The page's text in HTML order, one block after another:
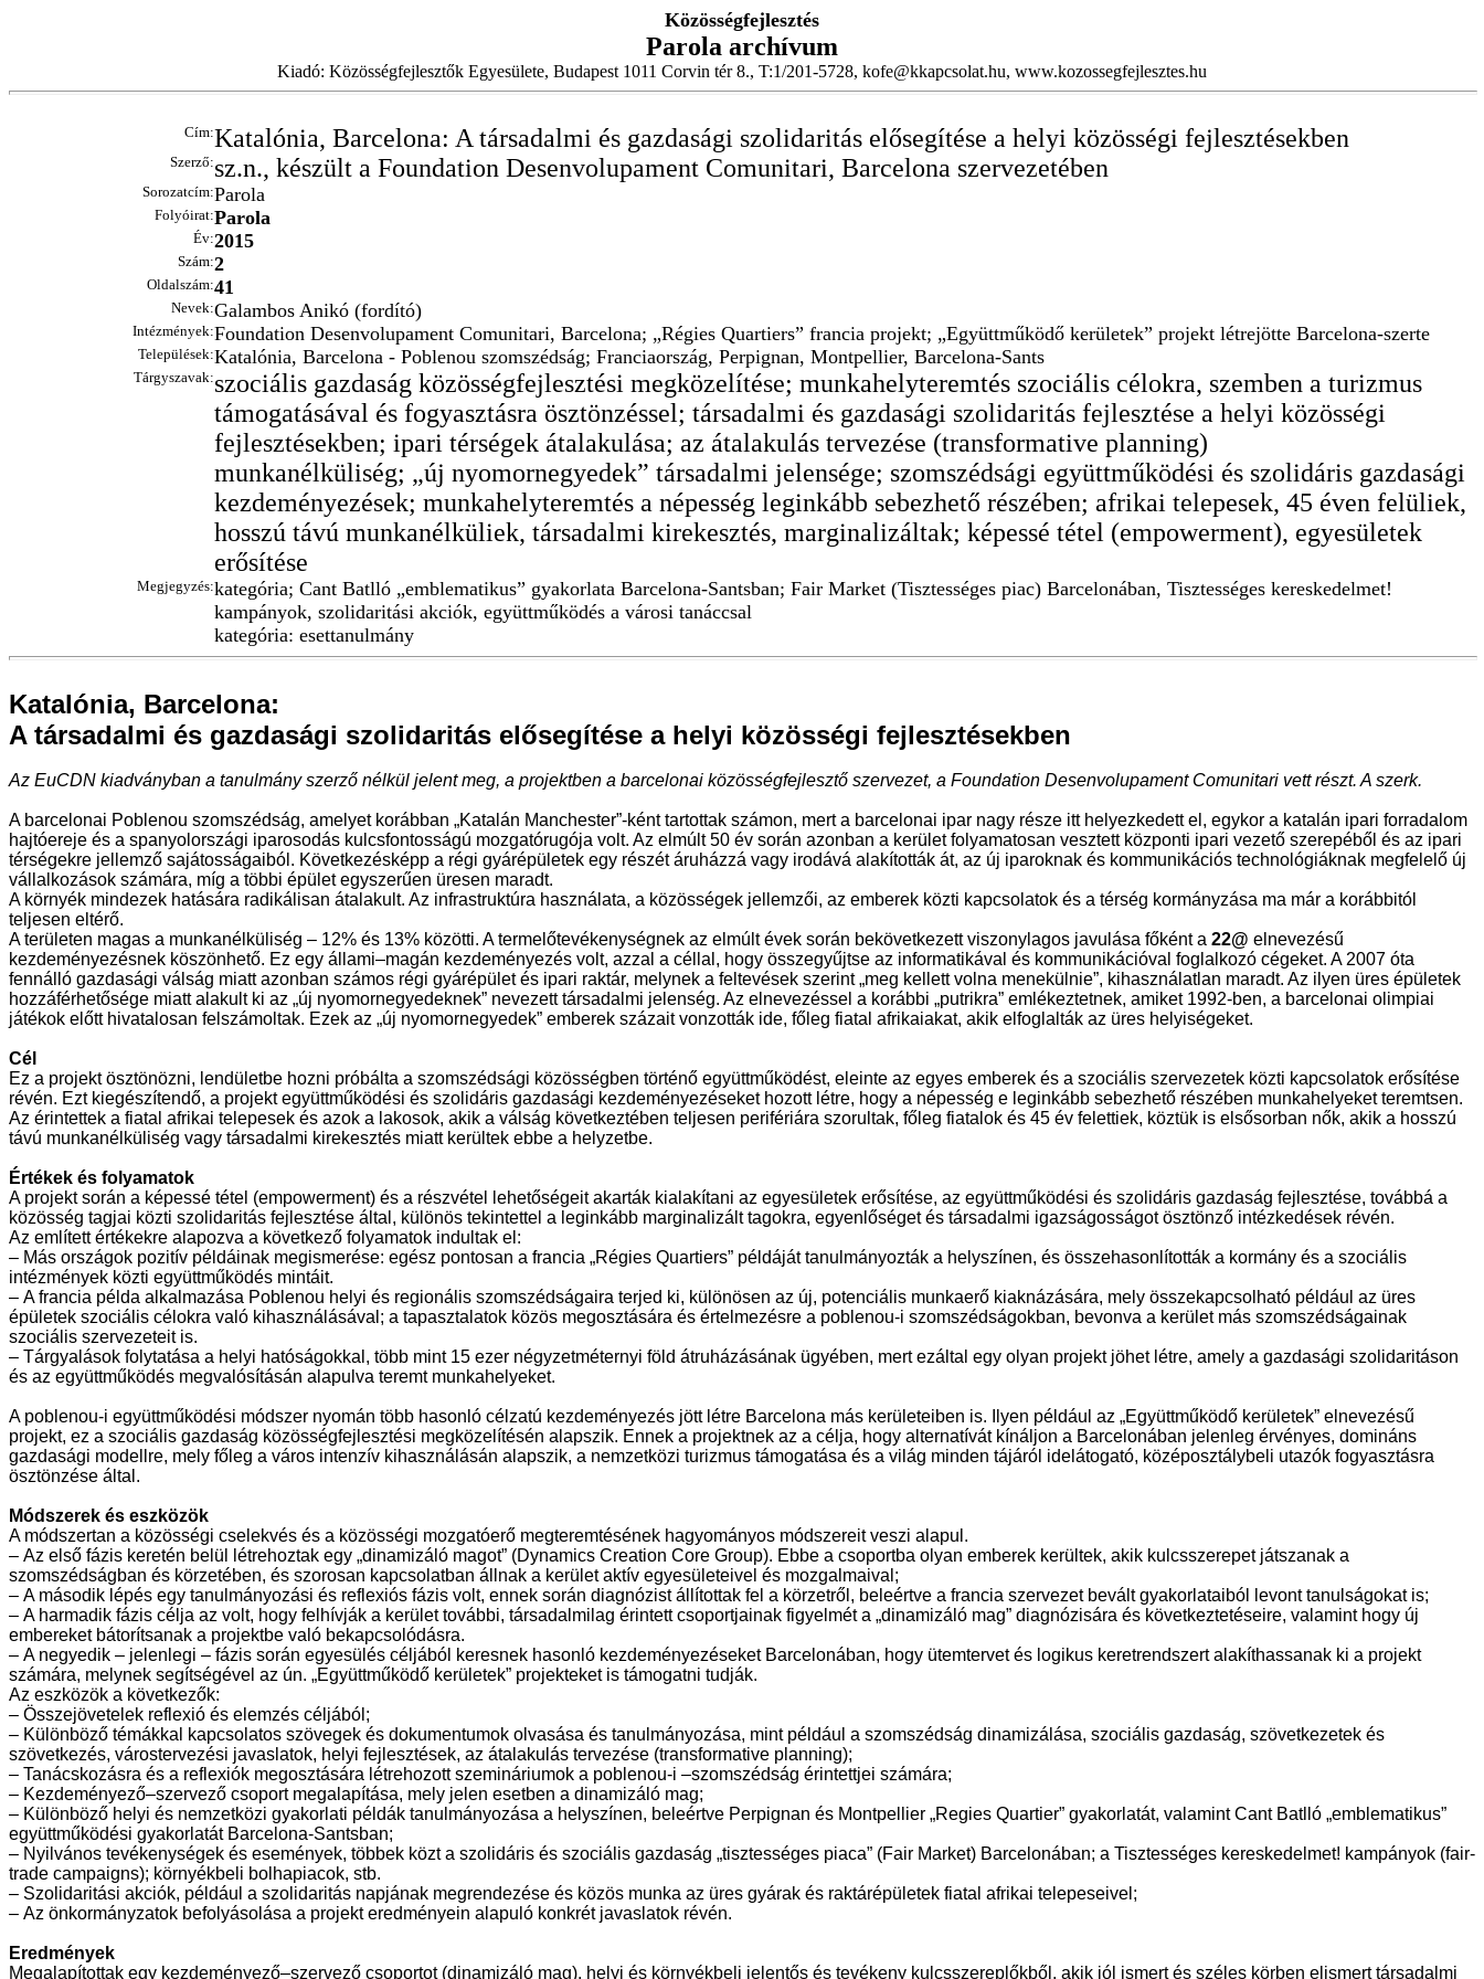
Közösségfejlesztés
Parola archívum
Kiadó: Közösségfejlesztők Egyesülete, Budapest 1011 Corvin tér 8., T:1/201-5728, kofe@kkapcsolat.hu, www.kozossegfejlesztes.hu
Cím:Katalónia, Barcelona: A társadalmi és gazdasági szolidaritás elősegítése a helyi közösségi fejlesztésekben
Szerző:sz.n., készült a Foundation Desenvolupament Comunitari, Barcelona szervezetében
Sorozatcím:Parola
Folyóirat:Parola
Év:2015
Szám:2
Oldalszám:41
Nevek:Galambos Anikó (fordító)
Intézmények:Foundation Desenvolupament Comunitari, Barcelona; „Régies Quartiers” francia projekt; „Együttműködő kerületek” projekt létrejötte Barcelona-szerte
Települések:Katalónia, Barcelona - Poblenou szomszédság; Franciaország, Perpignan, Montpellier, Barcelona-Sants
Tárgyszavak:szociális gazdaság közösségfejlesztési megközelítése; munkahelyteremtés szociális célokra, szemben a turizmus
támogatásával és fogyasztásra ösztönzéssel; társadalmi és gazdasági szolidaritás fejlesztése a helyi közösségi
fejlesztésekben; ipari térségek átalakulása; az átalakulás tervezése (transformative planning)
munkanélküliség; „új nyomornegyedek” társadalmi jelensége; szomszédsági együttműködési és szolidáris gazdasági
kezdeményezések; munkahelyteremtés a népesség leginkább sebezhető részében; afrikai telepesek, 45 éven felüliek,
hosszú távú munkanélküliek, társadalmi kirekesztés, marginalizáltak; képessé tétel (empowerment), egyesületek
erősítése
Megjegyzés:kategória; Cant Batlló „emblematikus” gyakorlata Barcelona-Santsban; Fair Market (Tisztességes piac) Barcelonában, Tisztességes kereskedelmet!
kampányok, szolidaritási akciók, együttműködés a városi tanáccsal
kategória: esettanulmány
Katalónia, Barcelona:
A társadalmi és gazdasági szolidaritás elősegítése a helyi közösségi fejlesztésekben
Az EuCDN kiadványban a tanulmány szerző nélkül jelent meg, a projektben a barcelonai közösségfejlesztő szervezet, a Foundation Desenvolupament Comunitari vett részt. A szerk.
A barcelonai Poblenou szomszédság, amelyet korábban „Katalán Manchester”-ként tartottak számon, mert a barcelonai ipar nagy része itt helyezkedett el, egykor a katalán ipari forradalom
hajtóereje és a spanyolországi iparosodás kulcsfontosságú mozgatórugója volt. Az elmúlt 50 év során azonban a kerület folyamatosan vesztett központi ipari vezető szerepéből és az ipari
térségekre jellemző sajátosságaiból. Következésképp a régi gyárépületek egy részét áruházzá vagy irodává alakították át, az új iparoknak és kommunikációs technológiáknak megfelelő új
vállalkozások számára, míg a többi épület egyszerűen üresen maradt.
A környék mindezek hatására radikálisan átalakult. Az infrastruktúra használata, a közösségek jellemzői, az emberek közti kapcsolatok és a térség kormányzása ma már a korábbitól
teljesen eltérő.
A területen magas a munkanélküliség – 12% és 13% közötti. A termelőtevékenységnek az elmúlt évek során bekövetkezett viszonylagos javulása főként a 22@ elnevezésű
kezdeményezésnek köszönhető. Ez egy állami–magán kezdeményezés volt, azzal a céllal, hogy összegyűjtse az informatikával és kommunikációval foglalkozó cégeket. A 2007 óta
fennálló gazdasági válság miatt azonban számos régi gyárépület és ipari raktár, melynek a feltevések szerint „meg kellett volna menekülnie”, kihasználatlan maradt. Az ilyen üres épületek
hozzáférhetősége miatt alakult ki az „új nyomornegyedeknek” nevezett társadalmi jelenség. Az elnevezéssel a korábbi „putrikra” emlékeztetnek, amiket 1992-ben, a barcelonai olimpiai
játékok előtt hivatalosan felszámoltak. Ezek az „új nyomornegyedek” emberek százait vonzották ide, főleg fiatal afrikaiakat, akik elfoglalták az üres helyiségeket.
Cél
Ez a projekt ösztönözni, lendületbe hozni próbálta a szomszédsági közösségben történő együttműködést, eleinte az egyes emberek és a szociális szervezetek közti kapcsolatok erősítése
révén. Ezt kiegészítendő, a projekt együttműködési és szolidáris gazdasági kezdeményezéseket hozott létre, hogy a népesség e leginkább sebezhető részében munkahelyeket teremtsen.
Az érintettek a fiatal afrikai telepesek és azok a lakosok, akik a válság következtében teljesen perifériára szorultak, főleg fiatalok és 45 év felettiek, köztük is elsősorban nők, akik a hosszú
távú munkanélküliség vagy társadalmi kirekesztés miatt kerültek ebbe a helyzetbe.
Értékek és folyamatok
A projekt során a képessé tétel (empowerment) és a részvétel lehetőségeit akarták kialakítani az egyesületek erősítése, az együttműködési és szolidáris gazdaság fejlesztése, továbbá a
közösség tagjai közti szolidaritás fejlesztése által, különös tekintettel a leginkább marginalizált tagokra, egyenlőséget és társadalmi igazságosságot ösztönző intézkedések révén.
Az említett értékekre alapozva a következő folyamatok indultak el:
– Más országok pozitív példáinak megismerése: egész pontosan a francia „Régies Quartiers” példáját tanulmányozták a helyszínen, és összehasonlították a kormány és a szociális
intézmények közti együttműködés mintáit.
– A francia példa alkalmazása Poblenou helyi és regionális szomszédságaira terjed ki, különösen az új, potenciális munkaerő kiaknázására, mely összekapcsolható például az üres
épületek szociális célokra való kihasználásával; a tapasztalatok közös megosztására és értelmezésre a poblenou-i szomszédságokban, bevonva a kerület más szomszédságainak
szociális szervezeteit is.
– Tárgyalások folytatása a helyi hatóságokkal, több mint 15 ezer négyzetméternyi föld átruházásának ügyében, mert ezáltal egy olyan projekt jöhet létre, amely a gazdasági szolidaritáson
és az együttműködés megvalósításán alapulva teremt munkahelyeket.
A poblenou-i együttműködési módszer nyomán több hasonló célzatú kezdeményezés jött létre Barcelona más kerületeiben is. Ilyen például az „Együttműködő kerületek” elnevezésű
projekt, ez a szociális gazdaság közösségfejlesztési megközelítésén alapszik. Ennek a projektnek az a célja, hogy alternatívát kínáljon a Barcelonában jelenleg érvényes, domináns
gazdasági modellre, mely főleg a város intenzív kihasználásán alapszik, a nemzetközi turizmus támogatása és a világ minden tájáról idelátogató, középosztálybeli utazók fogyasztásra
ösztönzése által.
Módszerek és eszközök
A módszertan a közösségi cselekvés és a közösségi mozgatóerő megteremtésének hagyományos módszereit veszi alapul.
– Az első fázis keretén belül létrehoztak egy „dinamizáló magot” (Dynamics Creation Core Group). Ebbe a csoportba olyan emberek kerültek, akik kulcsszerepet játszanak a
szomszédságban és körzetében, és szorosan kapcsolatban állnak a kerület aktív egyesületeivel és mozgalmaival;
– A második lépés egy tanulmányozási és reflexiós fázis volt, ennek során diagnózist állítottak fel a körzetről, beleértve a francia szervezet bevált gyakorlataiból levont tanulságokat is;
– A harmadik fázis célja az volt, hogy felhívják a kerület további, társadalmilag érintett csoportjainak figyelmét a „dinamizáló mag” diagnózisára és következtetéseire, valamint hogy új
embereket bátorítsanak a projektbe való bekapcsolódásra.
– A negyedik – jelenlegi – fázis során egyesülés céljából keresnek hasonló kezdeményezéseket Barcelonában, hogy ütemtervet és logikus keretrendszert alakíthassanak ki a projekt
számára, melynek segítségével az ún. „Együttműködő kerületek” projekteket is támogatni tudják.
Az eszközök a következők:
– Összejövetelek reflexió és elemzés céljából;
– Különböző témákkal kapcsolatos szövegek és dokumentumok olvasása és tanulmányozása, mint például a szomszédság dinamizálása, szociális gazdaság, szövetkezetek és
szövetkezés, várostervezési javaslatok, helyi fejlesztések, az átalakulás tervezése (transformative planning);
– Tanácskozásra és a reflexiók megosztására létrehozott szemináriumok a poblenou-i –szomszédság érintettjei számára;
– Kezdeményező–szervező csoport megalapítása, mely jelen esetben a dinamizáló mag;
– Különböző helyi és nemzetközi gyakorlati példák tanulmányozása a helyszínen, beleértve Perpignan és Montpellier „Regies Quartier” gyakorlatát, valamint Cant Batlló „emblematikus”
együttműködési gyakorlatát Barcelona-Santsban;
– Nyilvános tevékenységek és események, többek közt a szolidáris és szociális gazdaság „tisztességes piaca” (Fair Market) Barcelonában; a Tisztességes kereskedelmet! kampányok (fair-
trade campaigns); környékbeli bolhapiacok, stb.
– Szolidaritási akciók, például a szolidaritás napjának megrendezése és közös munka az üres gyárak és raktárépületek fiatal afrikai telepeseivel;
– Az önkormányzatok befolyásolása a projekt eredményein alapuló konkrét javaslatok révén.
Eredmények
Megalapítottak egy kezdeményező–szervező csoportot (dinamizáló mag), helyi és környékbeli jelentős és tevékeny kulcsszereplőkből, akik jól ismert és széles körben elismert társadalmi